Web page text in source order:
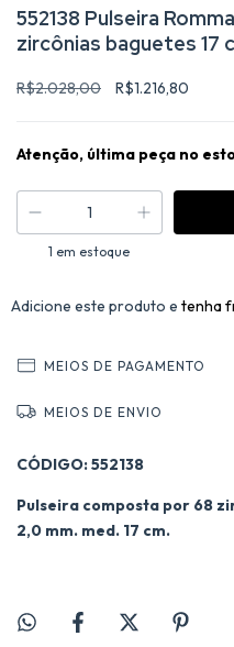
552138 Pulseira
zircônias baguetes 17
R$2.028,00 R$1.216,80
Atenção, última peça no
1 em estoque
Adicione este produto e tenha
MEIOS DE PAGAMENTO
MEIOS DE ENVIO
CÓDIGO: 552138
Pulseira composta por 68
2,0 mm. med. 17 cm.